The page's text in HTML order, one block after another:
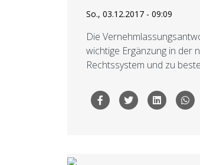
So., 03.12.2017 - 09:09
Die
wichtige Ergänzung in der
Rechtssystem und zu